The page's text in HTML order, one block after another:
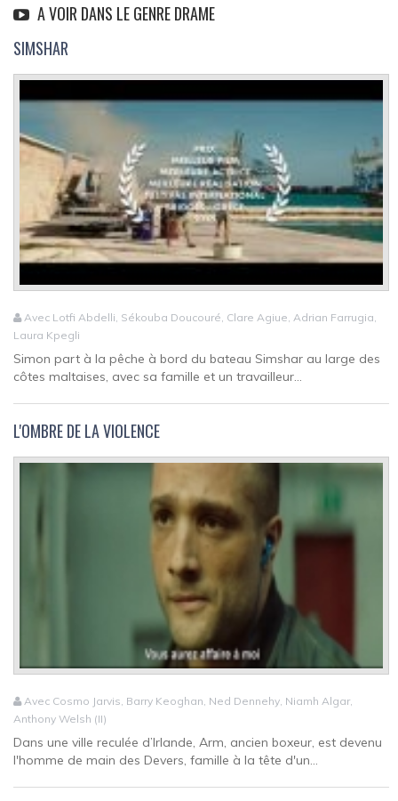
A VOIR DANS LE GENRE DRAME
SIMSHAR
Avec Lotfi Abdelli, Sékouba Doucouré, Clare Agiue, Adrian Farrugia,
Laura Kpegli
Simon part à la pêche à bord du bateau Simshar au large des
côtes maltaises, avec sa famille et un travailleur...
L'OMBRE DE LA VIOLENCE
Avec Cosmo Jarvis, Barry Keoghan, Ned Dennehy, Niamh Algar,
Anthony Welsh (II)
Dans une ville reculée d’Irlande, Arm, ancien boxeur, est devenu
l'homme de main des Devers, famille à la tête d'un...